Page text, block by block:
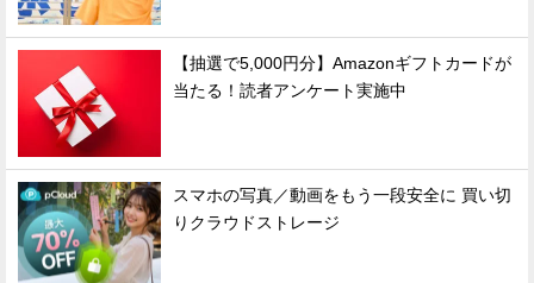
【抽選で5,000円分】Amazonギフトカードが
当たる！読者アンケート実施中
スマホの写真／動画をもう一段安全に 買い切
りクラウドストレージ